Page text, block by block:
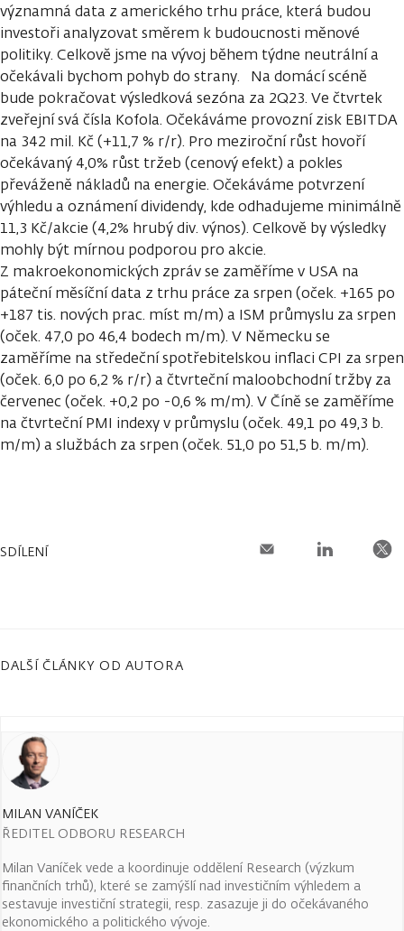
významná data z amerického trhu práce, která budou
investoři analyzovat směrem k budoucnosti měnové
politiky. Celkově jsme na vývoj během týdne neutrální a
očekávali bychom pohyb do strany. Na domácí scéně
bude pokračovat výsledková sezóna za 2Q23. Ve čtvrtek
zveřejní svá čísla Kofola. Očekáváme provozní zisk EBITDA
na 342 mil. Kč (+11,7 % r/r). Pro meziroční růst hovoří
očekávaný 4,0% růst tržeb (cenový efekt) a pokles
převáženě nákladů na energie. Očekáváme potvrzení
výhledu a oznámení dividendy, kde odhadujeme minimálně
11,3 Kč/akcie (4,2% hrubý div. výnos). Celkově by výsledky
mohly být mírnou podporou pro akcie.
Z makroekonomických zpráv se zaměříme v USA na
páteční měsíční data z trhu práce za srpen (oček. +165 po
+187 tis. nových prac. míst m/m) a ISM průmyslu za srpen
(oček. 47,0 po 46,4 bodech m/m). V Německu se
zaměříme na středeční spotřebitelskou inflaci CPI za srpen
(oček. 6,0 po 6,2 % r/r) a čtvrteční maloobchodní tržby za
červenec (oček. +0,2 po -0,6 % m/m). V Číně se zaměříme
na čtvrteční PMI indexy v průmyslu (oček. 49,1 po 49,3 b.
m/m) a službách za srpen (oček. 51,0 po 51,5 b. m/m).
SDÍLENÍ
DALŠÍ ČLÁNKY OD AUTORA
MILAN VANÍČEK
ŘEDITEL ODBORU RESEARCH
Milan Vaníček vede a koordinuje oddělení Research (výzkum
finančních trhů), které se zamýšlí nad investičním výhledem a
sestavuje investiční strategii, resp. zasazuje ji do očekávaného
ekonomického a politického vývoje.